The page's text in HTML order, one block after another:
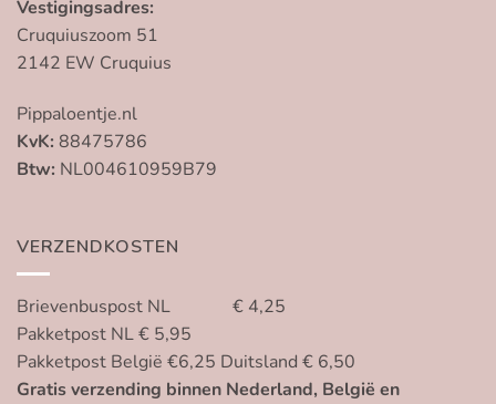
Vestigingsadres:
Cruquiuszoom 51
2142 EW Cruquius
Pippaloentje.nl
KvK: 88475786
Btw: NL004610959B79
VERZENDKOSTEN
Brievenbuspost NL € 4,25
Pakketpost NL € 5,95
Pakketpost België €6,25 Duitsland € 6,50
Gratis verzending binnen Nederland, België en